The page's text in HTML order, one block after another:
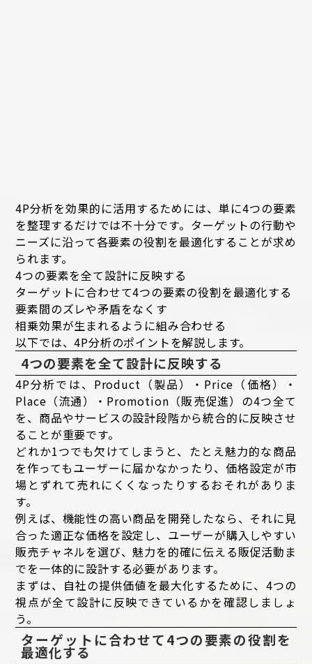
4P分析を効果的に活用するためには、単に4つの要素
を整理するだけでは不十分です。ターゲットの行動や
ニーズに沿って各要素の役割を最適化することが求め
られます。
4つの要素を全て設計に反映する
ターゲットに合わせて4つの要素の役割を最適化する
要素間のズレや矛盾をなくす
相乗効果が生まれるように組み合わせる
以下では、4P分析のポイントを解説します。
4つの要素を全て設計に反映する
4P分析では、Product（製品）・Price（価格）・
Place（流通）・Promotion（販売促進）の4つ全て
を、商品やサービスの設計段階から統合的に反映させ
ることが重要です。
どれか1つでも欠けてしまうと、たとえ魅力的な商品
を作ってもユーザーに届かなかったり、価格設定が市
場とずれて売れにくくなったりするおそれがありま
す。
例えば、機能性の高い商品を開発したなら、それに見
合った適正な価格を設定し、ユーザーが購入しやすい
販売チャネルを選び、魅力を的確に伝える販促活動ま
でを一体的に設計する必要があります。
まずは、自社の提供価値を最大化するために、4つの
視点が全て設計に反映できているかを確認しましょ
う。
ターゲットに合わせて4つの要素の役割を
最適化する